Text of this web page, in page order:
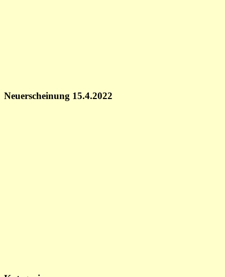
Neuerscheinung 15.4.2022